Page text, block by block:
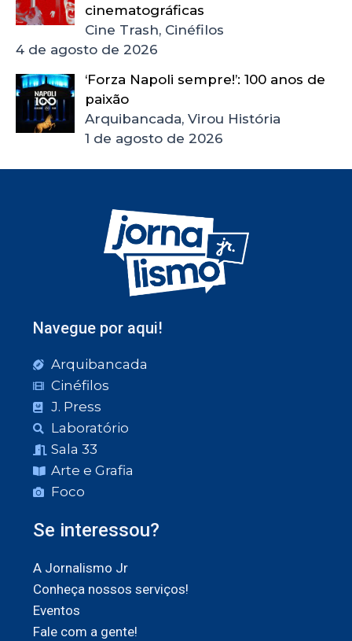
cinematográficas
Cine Trash, Cinéfilos
4 de agosto de 2026
‘Forza Napoli sempre!’: 100 anos de
paixão
Arquibancada, Virou História
1 de agosto de 2026
Navegue por aqui!
Arquibancada
Cinéfilos
J. Press
Laboratório
Sala 33
Arte e Grafia
Foco
Se interessou?
A Jornalismo Jr
Conheça nossos serviços!
Eventos
Fale com a gente!